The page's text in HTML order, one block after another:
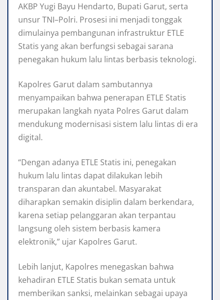
AKBP Yugi Bayu Hendarto, Bupati Garut, serta
unsur TNI–Polri. Prosesi ini menjadi tonggak
dimulainya pembangunan infrastruktur ETLE
Statis yang akan berfungsi sebagai sarana
penegakan hukum lalu lintas berbasis teknologi.
Kapolres Garut dalam sambutannya
menyampaikan bahwa penerapan ETLE Statis
merupakan langkah nyata Polres Garut dalam
mendukung modernisasi sistem lalu lintas di era
digital.
“Dengan adanya ETLE Statis ini, penegakan
hukum lalu lintas dapat dilakukan lebih
transparan dan akuntabel. Masyarakat
diharapkan semakin disiplin dalam berkendara,
karena setiap pelanggaran akan terpantau
langsung oleh sistem berbasis kamera
elektronik,” ujar Kapolres Garut.
Lebih lanjut, Kapolres menegaskan bahwa
kehadiran ETLE Statis bukan semata untuk
memberikan sanksi, melainkan sebagai upaya